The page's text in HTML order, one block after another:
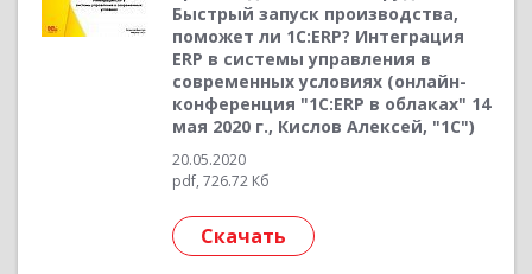
Быстрый запуск производства,
поможет ли 1С:ERP? Интеграция
ERP в системы управления в
современных условиях (онлайн-
конференция "1С:ERP в облаках" 14
мая 2020 г., Кислов Алексей, "1С")
20.05.2020
pdf, 726.72 Кб
Скачать